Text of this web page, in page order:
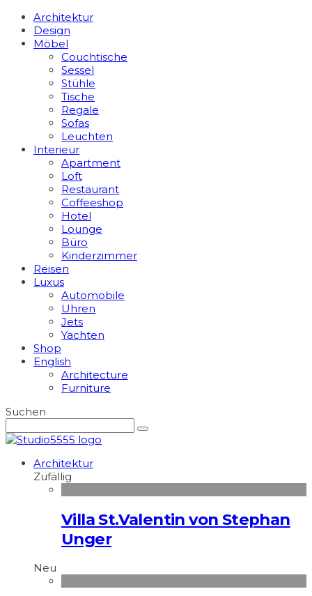
Architektur
Design
Möbel
Couchtische
Sessel
Stühle
Tische
Regale
Sofas
Leuchten
Interieur
Apart­ment
Loft
Restaurant
Coffeeshop
Hotel
Lounge
Büro
Kinderzimmer
Reisen
Luxus
Automobile
Uhren
Jets
Yachten
Shop
English
Architecture
Furniture
Suchen
Architektur
Zufällig
Villa St.Valentin von Stephan
Unger
Neu